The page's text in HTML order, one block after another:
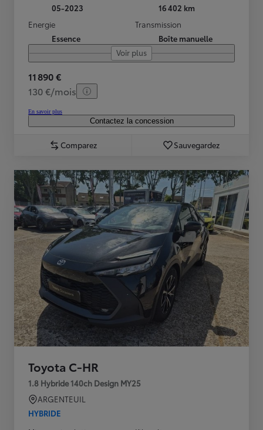
05-2023
16 402 km
Energie
Essence
Transmission
Boîte manuelle
Voir plus
11 890 €
130 €/mois
En savoir plus
Contactez la concession
Comparez Sauvegardez
Toyota C-HR
1.8 Hybride 140ch Design MY25
ARGENTEUIL
HYBRIDE